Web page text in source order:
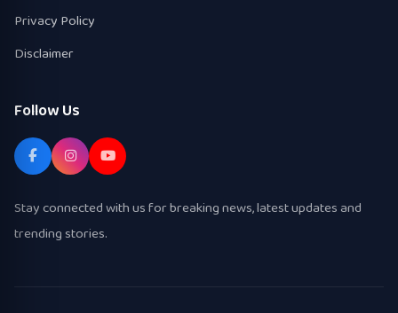
Privacy Policy
Disclaimer
Follow Us
Stay connected with us for breaking news, latest updates and
trending stories.